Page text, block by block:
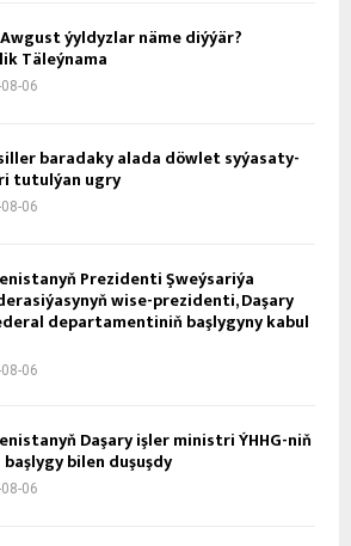
ýyldyzlar näme diýýär?
Täleýnama
06
ba­ra­da­ky ala­da döw­let sy­ýa­sa­ty­
tu­tul­ýan ug­ry
06
Prezidenti Şweýsariýa
wise-prezidenti, Daşary
departamentiniň başlygyny kabul
06
Daşary işler ministri ÝHHG-niň
bilen duşuşdy
06